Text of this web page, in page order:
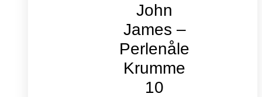
John
James –
Perlenåle
Krumme
10